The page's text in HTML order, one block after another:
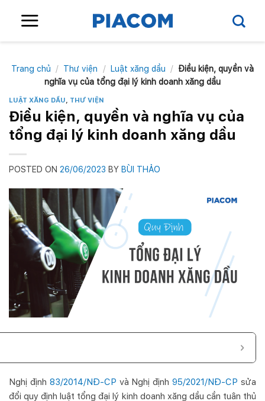
Trang chủ / Thư viện / Luật xăng dầu / Điều kiện, quyền và
nghĩa vụ của tổng đại lý kinh doanh xăng dầu
LUẬT XĂNG DẦU, THƯ VIỆN
Điều kiện, quyền và nghĩa vụ của
tổng đại lý kinh doanh xăng dầu
POSTED ON 26/06/2023 BY BÙI THẢO
Nghị định 83/2014/NĐ-CP và Nghị định95/2021/NĐ-CP sửa
đổi quy định luật tổng đại lý kinh doanh xăng dầu cần tuân thủ